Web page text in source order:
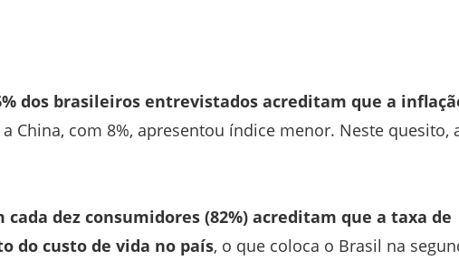
dos brasileiros entrevistados acreditam que a
China, com 8%, apresentou índice menor. Neste quesito,
cada dez consumidores (82%) acreditam que a taxa de
do custo de vida no país, o que coloca o Brasil na